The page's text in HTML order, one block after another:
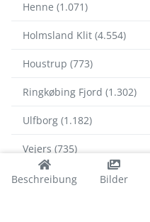
Beschreibung Bilder
Henne (1.071)
Holmsland Klit (4.554)
Houstrup (773)
Ringkøbing Fjord (1.302)
Ulfborg (1.182)
Vejers (735)
Vejlby Klit (1.171)